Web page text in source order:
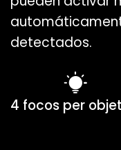
detectados.
4 focos per